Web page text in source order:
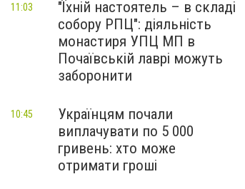
"Їхній настоятель – в складі
собору РПЦ": діяльність
монастиря УПЦ МП в
Почаївській лаврі можуть
заборонити
11:03
Українцям почали
виплачувати по 5 000
гривень: хто може
отримати гроші
10:45